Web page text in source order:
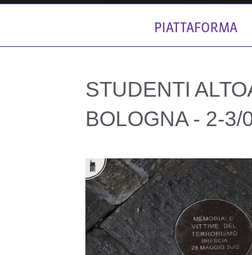
PIATTAFORMA
STUDENTI
BOLOGNA - 2-3/